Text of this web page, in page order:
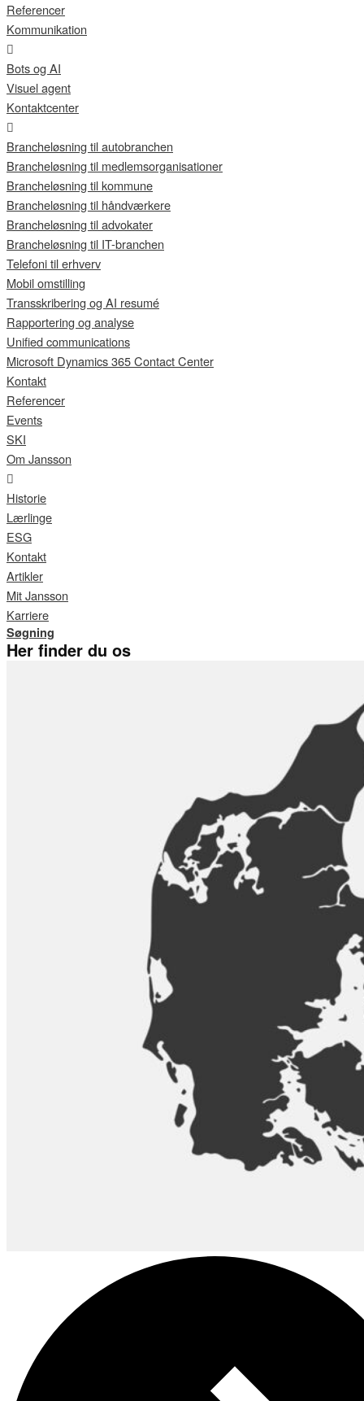
Referencer
Kommunikation
Bots og AI
Visuel agent
Kontaktcenter
Brancheløsning til autobranchen
Brancheløsning til medlemsorganisationer
Brancheløsning til kommune
Brancheløsning til håndværkere
Brancheløsning til advokater
Brancheløsning til IT-branchen
Telefoni til erhverv
Mobil omstilling
Transskribering og AI resumé
Rapportering og analyse
Unified communications
Microsoft Dynamics 365 Contact Center
Kontakt
Referencer
Events
SKI
Om Jansson
Historie
Lærlinge
ESG
Kontakt
Artikler
Mit Jansson
Karriere
Søgning
Her finder du os